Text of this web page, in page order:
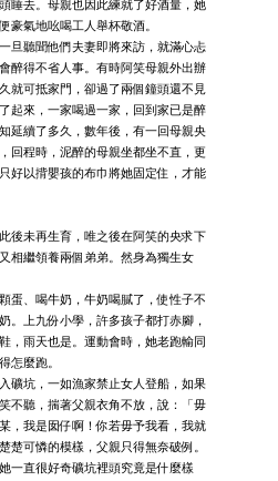
睡去。母親也因此練就了好酒量，她
豪氣地吆喝工人舉杯敬酒。
旦聽聞他們夫妻即將來訪，就滿心忐
醉得不省人事。有時阿笑母親外出辦
就可抵家門，卻過了兩個鐘頭還不見
起來，一家喝過一家，回到家已是醉
延續了多久，數年後，有一回母親央
回程時，泥醉的母親坐都坐不直，更
好以揹嬰孩的布巾將她固定住，才能
後未再生育，唯之後在阿笑的央求下
相繼領養兩個弟弟。然身為獨生女
蛋、喝牛奶，牛奶喝膩了，使性子不
。上九份小學，許多孩子都打赤腳，
，雨天也是。運動會時，她老跑輸同
怎麼跑。
礦坑，一如漁家禁止女人登船，如果
不聽，揣著父親衣角不放，說：「毋
，我是囡仔啊！你若毋予我看，我就
可憐的模樣，父親只得無奈破例。
一直很好奇礦坑裡頭究竟是什麼樣